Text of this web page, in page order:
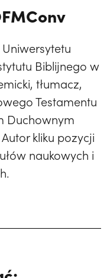
Biblijnego w
tłumacz,
Testamentu
Duchownym
kliku pozycji
naukowych i